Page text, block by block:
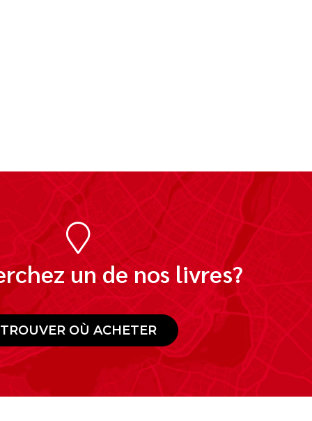
un de nos livres?
TROUVER OÙ ACHETER